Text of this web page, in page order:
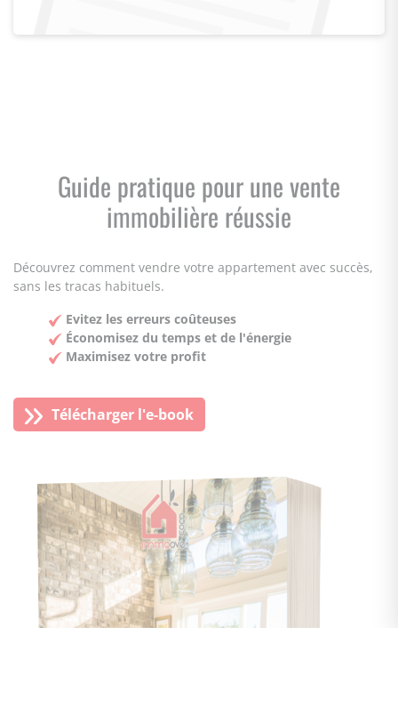
Guide pratique pour une vente
immobilière réussie
Découvrez comment vendre votre appartement avec succès,
sans les tracas habituels.
Evitez les erreurs coûteuses
Économisez du temps et de l'énergie
Maximisez votre profit
Télécharger l'e-book